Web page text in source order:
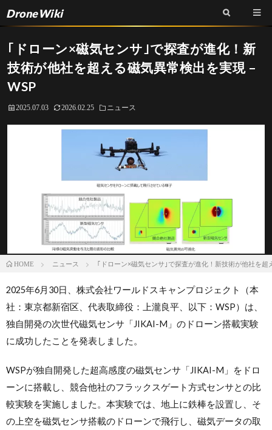
DroneWiki
｢ドローン×磁気センサ｣で探査が進化！新
技術が他社を超える磁気異常検出を実現 –
WSP
2025.07.03 2026.02.25 ニュース
HOME ニュース ｢ドローン×磁気センサ｣で探査が進化！新技術が他社を超
2025年6月30日、株式会社ワールドスキャンプロジェクト（本
社：東京都新宿区、代表取締役：上瀧良平、以下：WSP）は、
独自開発の次世代磁気センサ「JIKAI-M」のドローン搭載実験
に成功したことを発表しました。
WSPが独自開発した超高感度の磁気センサ「JIKAI-M」をドロ
ーンに搭載し、競合他社のフラックスゲート方式センサとの比
較実験を実施しました。本実験では、地上に鉄棒を設置し、そ
の上空を磁気センサ搭載のドローンで飛行し、磁気データの取